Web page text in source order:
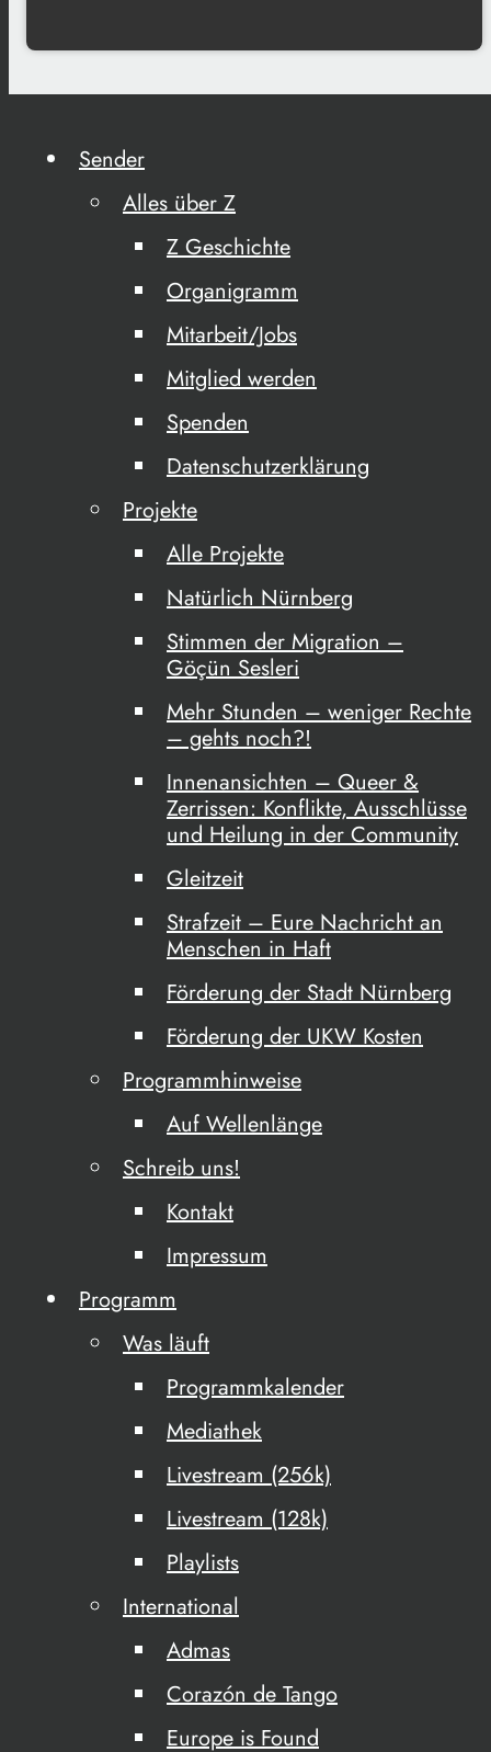
Sender
Alles über Z
Z Geschichte
Organigramm
Mitarbeit/Jobs
Mitglied werden
Spenden
Datenschutzerklärung
Projekte
Alle Projekte
Natürlich Nürnberg
Stimmen der Migration –
Göçün Sesleri
Mehr Stunden – weniger Rechte
– gehts noch?!
Innenansichten – Queer &
Zerrissen: Konflikte, Ausschlüsse
und Heilung in der Community
Gleitzeit
Strafzeit – Eure Nachricht an
Menschen in Haft
Förderung der Stadt Nürnberg
Förderung der UKW Kosten
Programmhinweise
Auf Wellenlänge
Schreib uns!
Kontakt
Impressum
Programm
Was läuft
Programmkalender
Mediathek
Livestream (256k)
Livestream (128k)
Playlists
International
Admas
Corazón de Tango
Europe is Found